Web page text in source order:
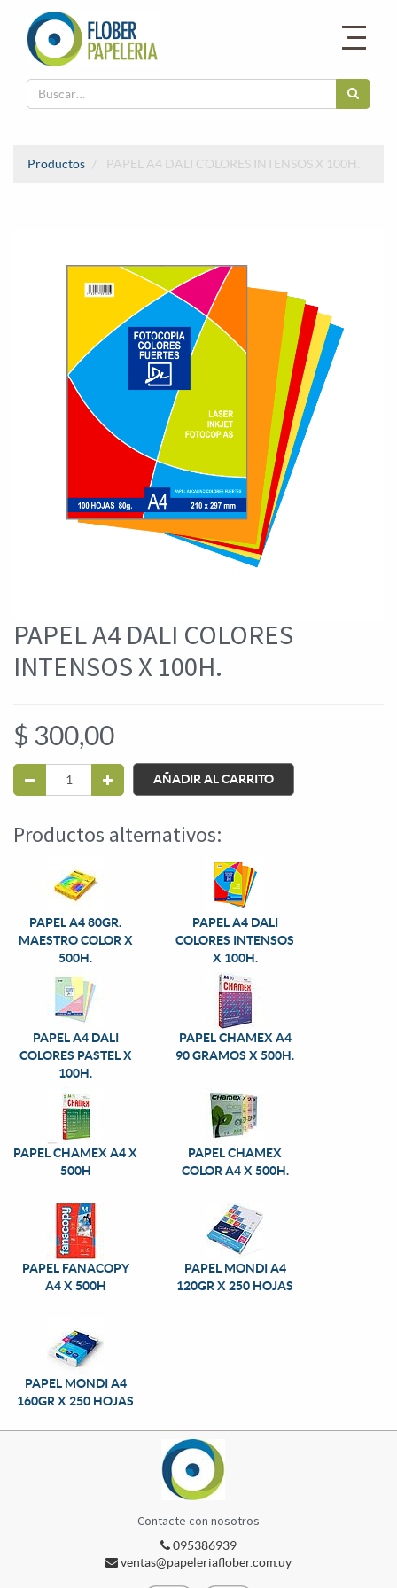
Productos PAPEL A4 DALI COLORES INTENSOS X 100H.
PAPEL A4 DALI COLORES
INTENSOS X 100H.
$ 300,00
AÑADIR AL CARRITO
Productos alternativos:
PAPEL A4 80GR.
MAESTRO COLOR X
500H.
PAPEL A4 DALI
COLORES INTENSOS
X 100H.
PAPEL A4 DALI
COLORES PASTEL X
100H.
PAPEL CHAMEX A4
90 GRAMOS X 500H.
PAPEL CHAMEX A4 X
500H
PAPEL CHAMEX
COLOR A4 X 500H.
PAPEL FANACOPY
A4 X 500H
PAPEL MONDI A4
120GR X 250 HOJAS
PAPEL MONDI A4
160GR X 250 HOJAS
Contacte con nosotros
095386939
ventas@papeleriaflober.com.uy